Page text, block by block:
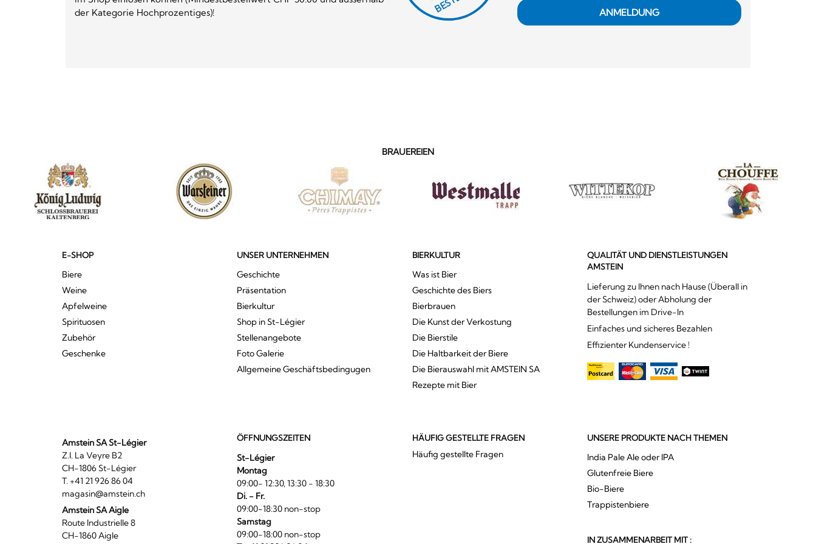
der Kategorie Hochprozentiges)!
ANMELDUNG
BRAUEREIEN
E-SHOP
Biere
Weine
Apfelweine
Spirituosen
Zubehör
Geschenke
UNSER UNTERNEHMEN
Geschichte
Präsentation
Bierkultur
Shop in St-Légier
Stellenangebote
Foto Galerie
Allgemeine Geschäftsbedingugen
BIERKULTUR
Was ist Bier
Geschichte des Biers
Bierbrauen
Die Kunst der Verkostung
Die Bierstile
Die Haltbarkeit der Biere
Die Bierauswahl mit AMSTEIN SA
Rezepte mit Bier
QUALITÄT UND DIENSTLEISTUNGEN
AMSTEIN
Lieferung zu Ihnen nach Hause (Überall in
der Schweiz) oder Abholung der
Bestellungen im Drive-In
Einfaches und sicheres Bezahlen
Effizienter Kundenservice !
Amstein SA St-Légier
Z.I. La Veyre B2
CH-1806 St-Légier
T. +41 21 926 86 04
magasin@amstein.ch
Amstein SA Aigle
Route Industrielle 8
CH-1860 Aigle
ÖFFNUNGSZEITEN
St-Légier
Montag
09:00- 12:30, 13:30 - 18:30
Di. - Fr.
09:00-18:30 non-stop
Samstag
09:00-18:00 non-stop
HÄUFIG GESTELLTE FRAGEN
Häufig gestellte Fragen
UNSERE PRODUKTE NACH THEMEN
India Pale Ale oder IPA
Glutenfreie Biere
Bio-Biere
Trappistenbiere
IN ZUSAMMENARBEIT MIT :